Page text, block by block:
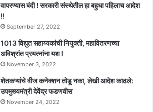
वापरण्यास बंदी ! सरकारी संस्थेतील हा बहुधा पहिलाच आदेश
!!
September 27, 2022
1013 विद्युत सहाय्यकांची नियुक्ती, महावितरणच्या
अविश्रांत प्रयत्नांना यश !
November 3, 2022
शेतकऱ्यांचे वीज कनेक्शन तोडू नका, लेखी आदेश काढले:
उपमुख्यमंत्री देवेंद्र फडणवीस
November 24, 2022